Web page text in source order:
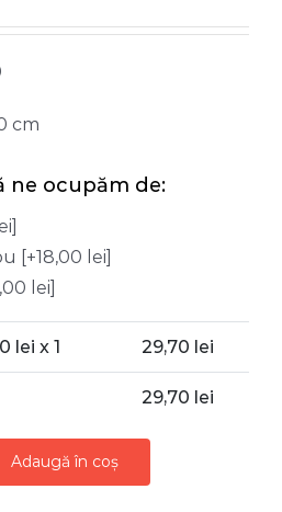
cm
ne ocupăm de:
[+18,00 lei]
lei]
lei x 1 29,70 lei
29,70 lei
Adaugă în coș